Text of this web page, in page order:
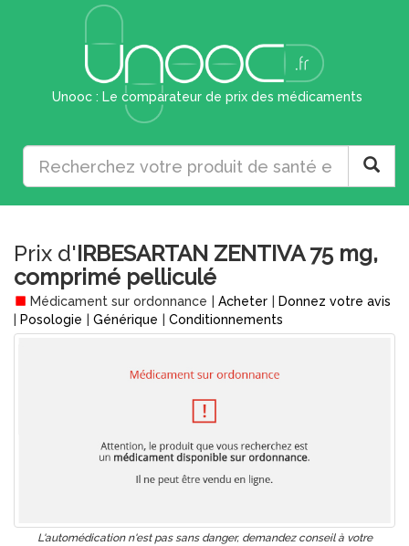
Unooc : Le comparateur de prix des médicaments
Prix d'IRBESARTAN ZENTIVA 75 mg,
comprimé pelliculé
Médicament sur ordonnance Acheter
Donnez votre avis
Posologie Générique Conditionnements
L'automédication n'est pas sans danger, demandez conseil à votre